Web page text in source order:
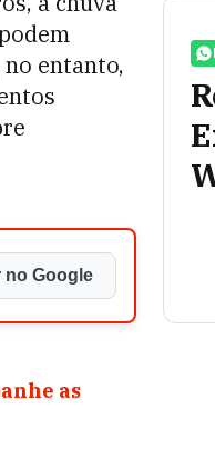
no entanto,
no Google
as